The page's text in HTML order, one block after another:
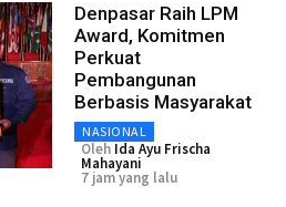
Denpasar Raih LPM
Award, Komitmen
Perkuat
Pembangunan
Berbasis Masyarakat
NASIONAL
Oleh Ida Ayu Frischa
Mahayani
7 jam yang lalu